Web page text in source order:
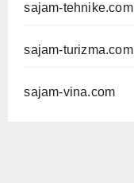
sajam-tehnike.com
sajam-turizma.com
sajam-vina.com